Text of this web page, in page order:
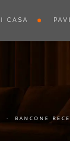
CASA
- BANCONE